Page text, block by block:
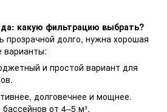
какую фильтрацию выбрать?
варианты:
и простой вариант для
долговечнее и мощнее.
от 4–5 м³.